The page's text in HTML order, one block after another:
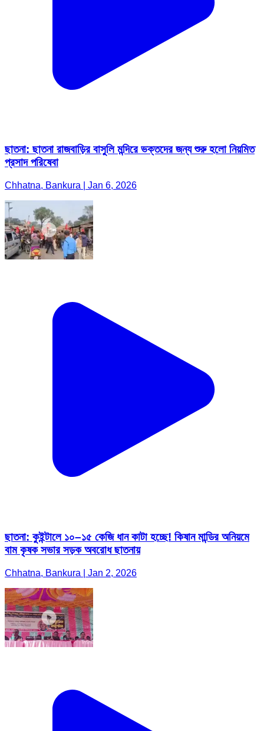
ছাতনা: ছাতনা রাজবাড়ির বাসুলি মন্দিরে ভক্তদের জন্য শুরু হলো নিয়মিত
প্রসাদ পরিষেবা
Chhatna, Bankura | Jan 6, 2026
ছাতনা: কুইন্টালে ১০–১৫ কেজি ধান কাটা হচ্ছে! কিষান মান্ডির অনিয়মে
বাম কৃষক সভার সড়ক অবরোধ ছাতনায়
Chhatna, Bankura | Jan 2, 2026